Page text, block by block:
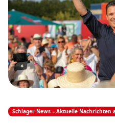
Schlager News – Aktuelle Nachrichten